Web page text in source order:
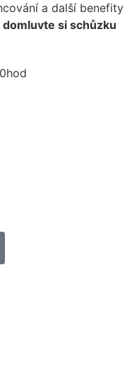
a další benefity
si schůzku